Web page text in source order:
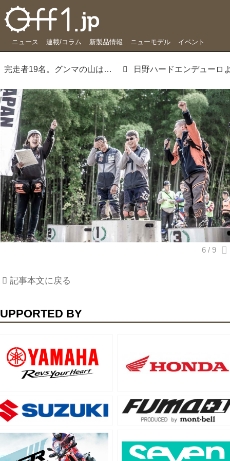
ニュース 連載/コラム 新製品情報 ニューモデル イベント
完走者19名。グンマの山は、来年も挑戦者を待つ 日野ハードエンデューロ
記事本文に戻る
BY